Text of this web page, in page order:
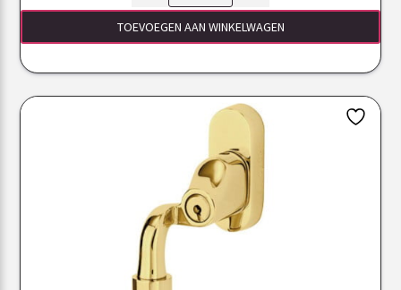
TOEVOEGEN AAN WINKELWAGEN